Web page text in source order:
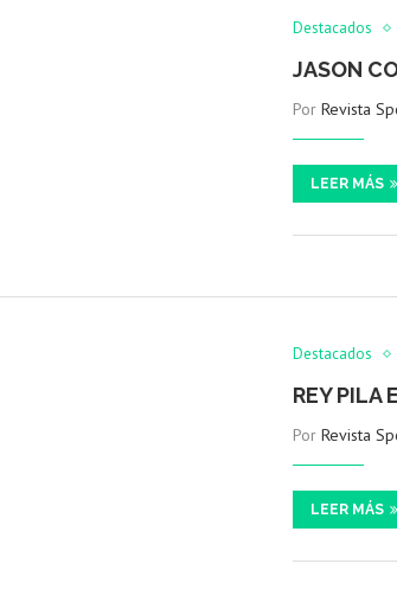
Destacados
JASON
PorRevista
LEER MÁS
Destacados
REY PILA
PorRevista
LEER MÁS